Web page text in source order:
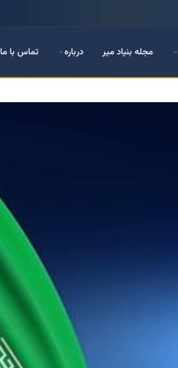
مجله بنیاد میر درباره تماس با ما